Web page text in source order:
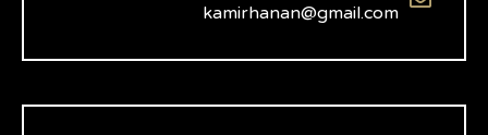
kamirhanan@gmail.com